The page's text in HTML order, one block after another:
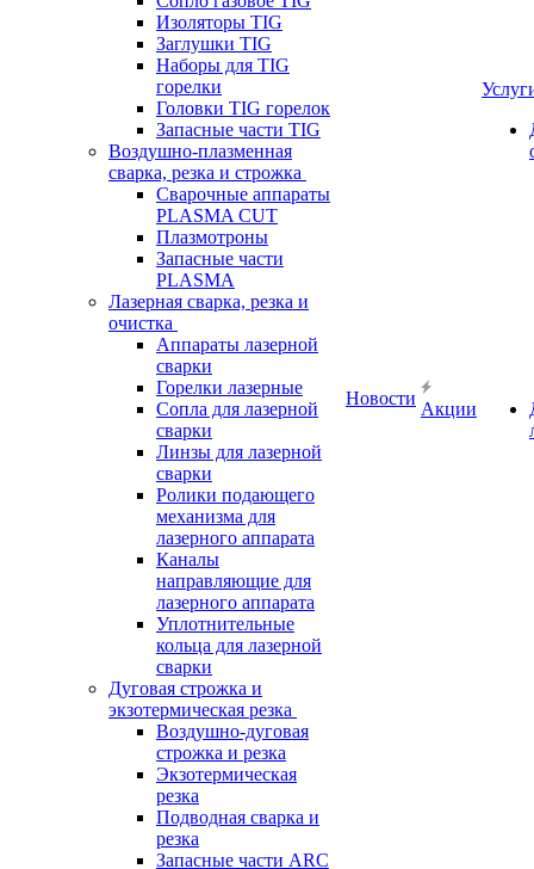
Изоляторы TIG
Заглушки TIG
Наборы для TIG
горелки
Головки TIG горелок
Запасные части TIG
Воздушно-плазменная
сварка, резка и строжка
Сварочные аппараты
PLASMA CUT
Плазмотроны
Запасные части
PLASMA
Лазерная сварка, резка и
очистка
Аппараты лазерной
сварки
Горелки лазерные
Сопла для лазерной
сварки
Линзы для лазерной
сварки
Ролики подающего
механизма для
лазерного аппарата
Каналы
направляющие для
лазерного аппарата
Уплотнительные
кольца для лазерной
сварки
Дуговая строжка и
экзотермическая резка
Воздушно-дуговая
строжка и резка
Экзотермическая
резка
Подводная сварка и
резка
Запасные части ARC
Новости
Акции